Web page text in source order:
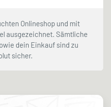
Onlineshop und mit
ausgezeichnet. Sämtliche
dein Einkauf sind zu
sicher.